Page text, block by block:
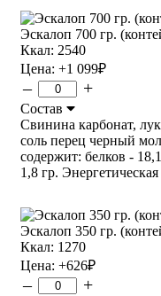
Эскалоп 700 гр.
Ккал: 2540
Цена: +1 099₽
– +
Состав
Свинина карбонат,
соль перец черный
содержит: белков -
1,8 гр.
Эскалоп 350 гр.
Ккал: 1270
Цена: +626₽
– +